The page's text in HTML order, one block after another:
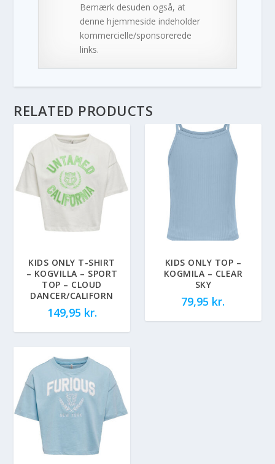
Bemærk desuden også, at
denne hjemmeside indeholder
kommercielle/sponsorerede
links.
RELATED PRODUCTS
KIDS ONLY T-SHIRT
– KOGVILLA – SPORT
TOP – CLOUD
DANCER/CALIFORN
149,95 kr.
KIDS ONLY TOP –
KOGMILA – CLEAR
SKY
79,95 kr.